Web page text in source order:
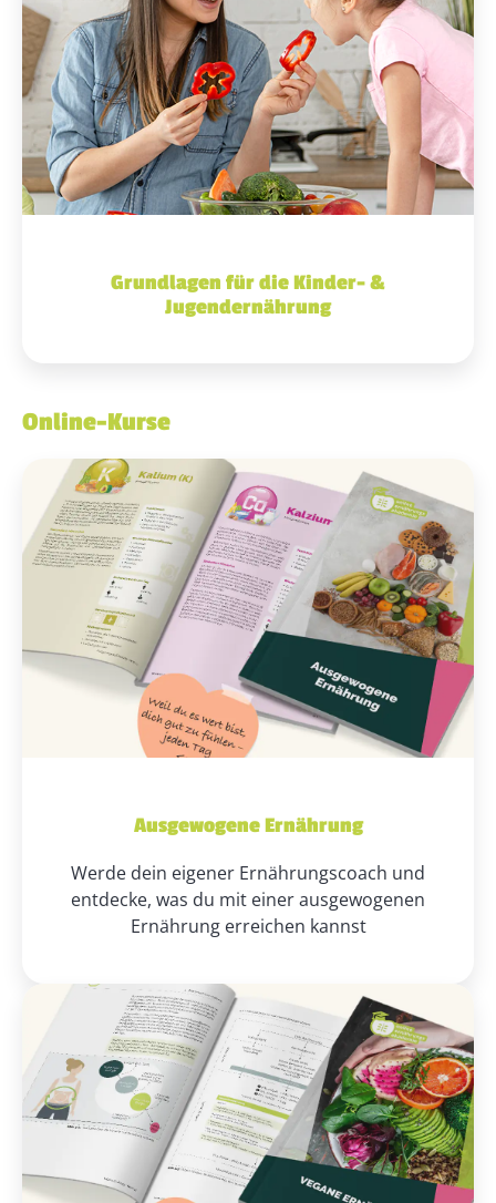
Grundlagen für die Kinder- &
Jugendernährung
Online-Kurse
Ausgewogene Ernährung
Werde dein eigener Ernährungscoach und
entdecke, was du mit einer ausgewogenen
Ernährung erreichen kannst